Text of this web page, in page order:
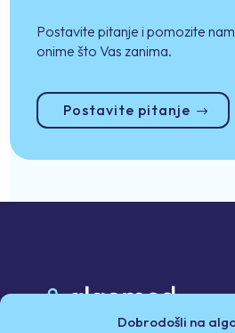
Dobrodošli na
Postavite pitanje i pomozite
onime što Vas zanima.
Postavite pitanje